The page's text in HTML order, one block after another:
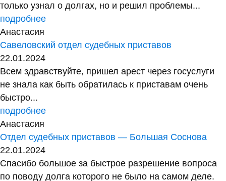
только узнал о долгах, но и решил проблемы...
подробнее
Анастасия
Савеловский отдел судебных приставов
22.01.2024
Всем здравствуйте, пришел арест через госуслуги
не знала как быть обратилась к приставам очень
быстро...
подробнее
Анастасия
Отдел судебных приставов — Большая Соснова
22.01.2024
Спасибо большое за быстрое разрешение вопроса
по поводу долга которого не было на самом деле.